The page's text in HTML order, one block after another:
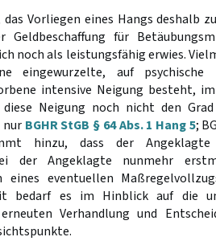
Vorliegen eines Hangs deshalb
für
noch als leistungsfähig erwies.
eingewurzelte, auf psychische
intensive Neigung besteht,
Neigung noch nicht den Grad
nur BGHR StGB § 64 Abs. 1 Hang 5;
hinzu, dass der Angeklagte
der Angeklagte nunmehr
eventuellen
bedarf es im Hinblick auf die
Verhandlung und